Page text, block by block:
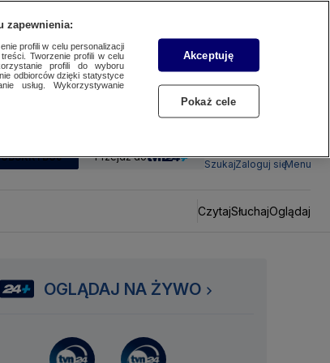
Przejdź do
SzukajZaloguj sięMenu
CzytajSłuchajOglądaj
OGLĄDAJ NA ŻYWO
zapewnienia:
profili w celu personalizacji
Tworzenie profili w celu
profili do wyboru
odbiorców dzięki statystyce
usług. Wykorzystywanie
Akceptuję
Pokaż cele